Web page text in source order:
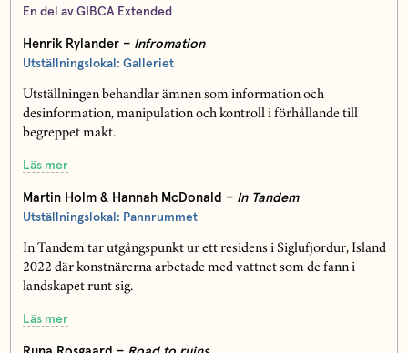
En del av GIBCA Extended
Henrik Rylander – Infromation
Utställningslokal: Galleriet
Utställningen behandlar ämnen som information och
desinformation, manipulation och kontroll i förhållande till
begreppet makt.
Läs mer
Martin Holm & Hannah McDonald – In Tandem
Utställningslokal: Pannrummet
In Tandem tar utgångspunkt ur ett residens i Siglufjordur, Island
2022 där konstnärerna arbetade med vattnet som de fann i
landskapet runt sig.
Läs mer